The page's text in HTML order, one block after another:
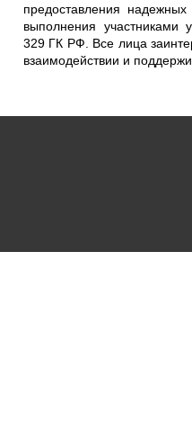
предоставления
выполнения участниками
329 ГК РФ. Все лица
взаимодействии и